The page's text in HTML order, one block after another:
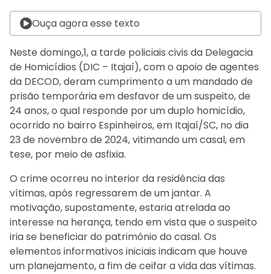
Ouça agora esse texto
Neste domingo,1, a tarde policiais civis da Delegacia
de Homicídios (DIC – Itajaí), com o apoio de agentes
da DECOD, deram cumprimento a um mandado de
prisão temporária em desfavor de um suspeito, de
24 anos, o qual responde por um duplo homicídio,
ocorrido no bairro Espinheiros, em Itajaí/SC, no dia
23 de novembro de 2024, vitimando um casal, em
tese, por meio de asfixia.
O crime ocorreu no interior da residência das
vítimas, após regressarem de um jantar. A
motivação, supostamente, estaria atrelada ao
interesse na herança, tendo em vista que o suspeito
iria se beneficiar do patrimônio do casal. Os
elementos informativos iniciais indicam que houve
um planejamento, a fim de ceifar a vida das vítimas.